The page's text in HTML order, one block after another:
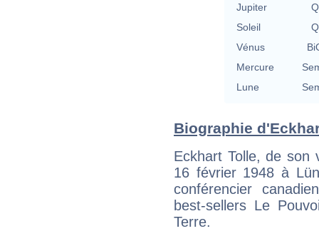
Jupiter
Soleil
Vénus
Mercure
Lune
Biographie
Eckhart Tolle, de son
16 février 1948 à
conférencier
best-sellers Le
Terre.